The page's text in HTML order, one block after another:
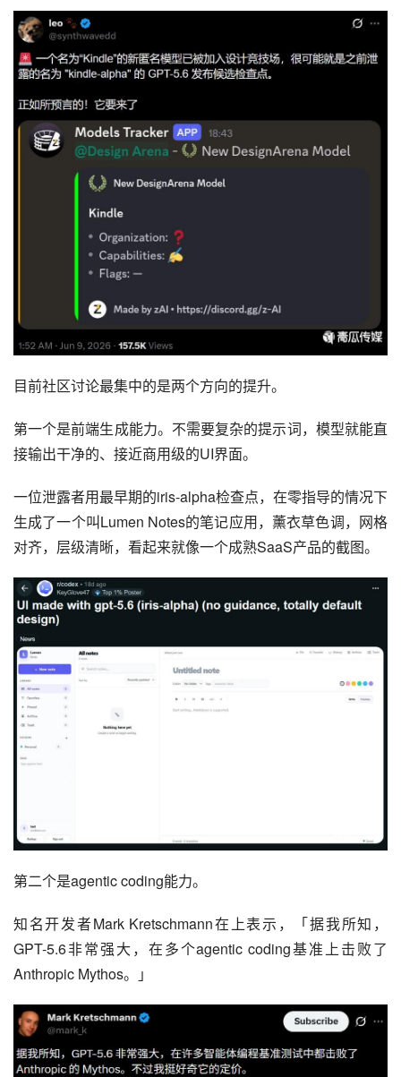
目前社区讨论最集中的是两个方向的提升。
第一个是前端生成能力。不需要复杂的提示词，模型就能直
接输出干净的、接近商用级的UI界面。
一位泄露者用最早期的iris-alpha检查点，在零指导的情况下
生成了一个叫Lumen Notes的笔记应用，薰衣草色调，网格
对齐，层级清晰，看起来就像一个成熟SaaS产品的截图。
第二个是agentic coding能力。
知名开发者Mark Kretschmann在上表示，「据我所知，
GPT-5.6非常强大，在多个agentic coding基准上击败了
Anthropic Mythos。」